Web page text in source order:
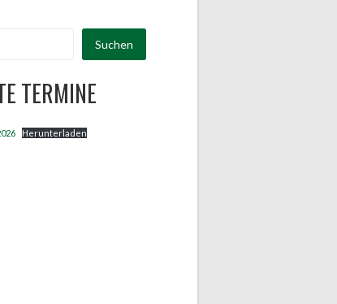
Suchen
TERMINE
Herunterladen